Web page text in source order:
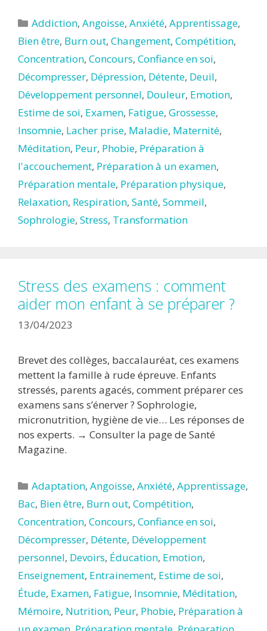
Catégories
Addiction,Angoisse,Anxiété,Apprentissage,
Bien être, Burn out, Changement, Compétition,
Concentration, Concours, Confiance en soi,
Décompresser, Dépression, Détente, Deuil,
Développement personnel, Douleur, Emotion,
Estime de soi, Examen, Fatigue, Grossesse,
Insomnie, Lacher prise, Maladie, Maternité,
Méditation, Peur, Phobie, Préparation à
l'accouchement, Préparation à un examen,
Préparation mentale, Préparation physique,
Relaxation, Respiration, Santé, Sommeil,
Sophrologie, Stress, Transformation
Stress des examens : comment
aider mon enfant à se préparer ?
13/04/2023
Brevet des collèges, baccalauréat, ces examens
mettent la famille à rude épreuve. Enfants
stressés, parents agacés, comment préparer ces
examens sans s’énerver ? Sophrologie,
micronutrition, hygiène de vie… Les réponses de
nos experts. → Consulter la page de Santé
Magazine.
Catégories
Adaptation,Angoisse,Anxiété,Apprentissage,
Bac, Bien être, Burn out, Compétition,
Concentration, Concours, Confiance en soi,
Décompresser, Détente, Développement
personnel, Devoirs, Éducation, Emotion,
Enseignement, Entrainement, Estime de soi,
Étude, Examen, Fatigue, Insomnie, Méditation,
Mémoire, Nutrition, Peur, Phobie, Préparation à